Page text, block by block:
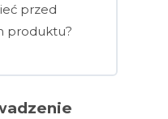
przed
produktu?